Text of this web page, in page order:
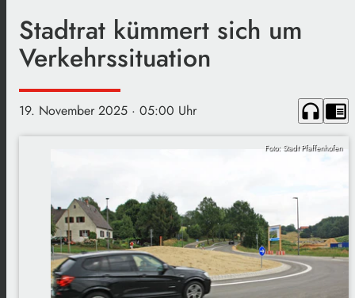
Stadtrat kümmert sich um
Verkehrssituation
19. November 2025 · 05:00 Uhr headphones chrome_reader_mode
Foto: Stadt Pfaffenhofen